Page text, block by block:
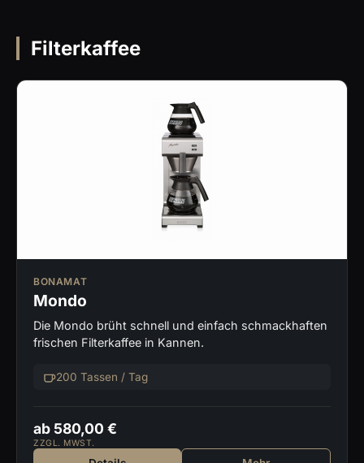
Filterkaffee
BONAMAT
Mondo
Die Mondo brüht schnell und einfach schmackhaften
frischen Filterkaffee in Kannen.
200 Tassen / Tag
ab 580,00 €
ZZGL. MWST.